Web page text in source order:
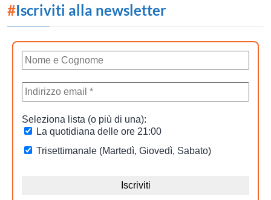
#Iscriviti alla newsletter